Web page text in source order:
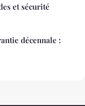
et sécurité
décennale :